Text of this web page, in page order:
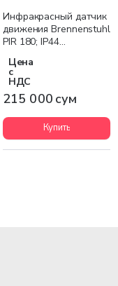
Инфракрасный датчик
движения Brennenstuhl
PIR 180; IP44
Цена
с
НДС
215 000 сум
Купить